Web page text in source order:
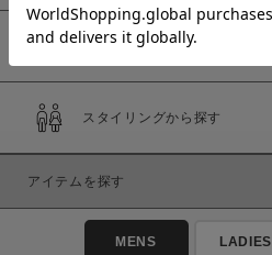
商品タイプ
通常商品
予約商品
スタイリングから探す
アイテムを探す
MENS LADIES